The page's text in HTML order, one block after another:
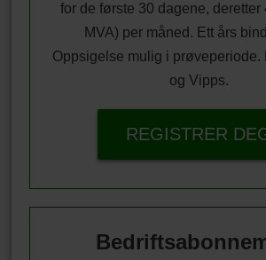
for de første 30 dagene, deretter
MVA) per måned. Ett års
Oppsigelse mulig i prøveperiode.
og Vipps.
REGISTRER